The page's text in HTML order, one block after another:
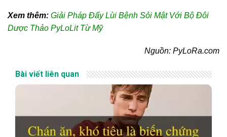
Xem thêm: Giải Pháp Đẩy Lùi Bệnh Sỏi Mật Với Bộ Đôi
Dược Thảo PyLoLit Từ Mỹ
Nguồn: PyLoRa.com
Bài viết liên quan